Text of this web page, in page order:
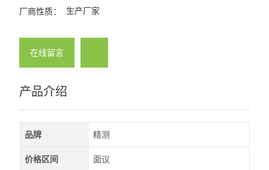
厂商性质： 生产厂家
在线留言
产品介绍
品牌 精测
价格区间 面议